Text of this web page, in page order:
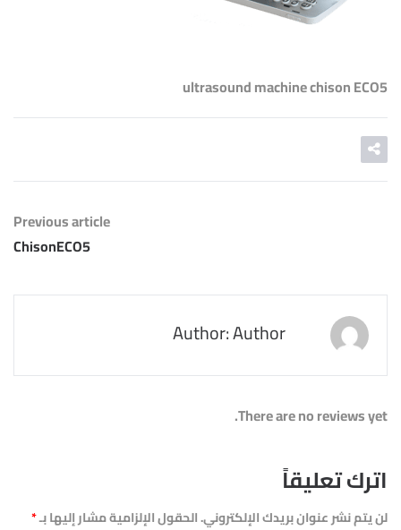
ultrasound machine chison ECO5
Previous article
ChisonECO5
Author: Author
There are no reviews yet.
اترك تعليقاً
لن يتم نشر عنوان بريدك الإلكتروني.الحقول الإلزامية مشار إليها بـ*